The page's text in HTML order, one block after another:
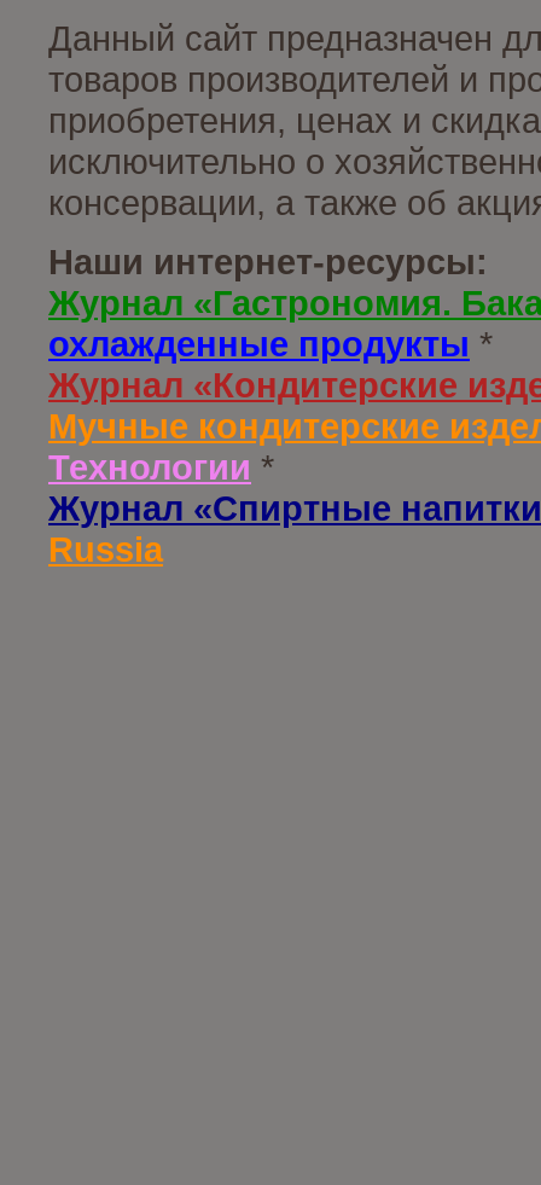
Данный сайт предназначен
товаров производителей и
приобретения, ценах и
исключительно о
консервации, а также об
Наши интернет-ресурсы:
Журнал «Гастрономия.
охлажденные продукты *
Журнал «Кондитерские
Мучные кондитерские
Технологии *
Журнал «Спиртные
Russia